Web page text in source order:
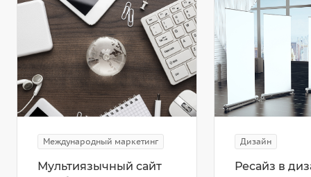
Международный маркетинг
Мультиязычный сайт
Дизайн
Ресайз в